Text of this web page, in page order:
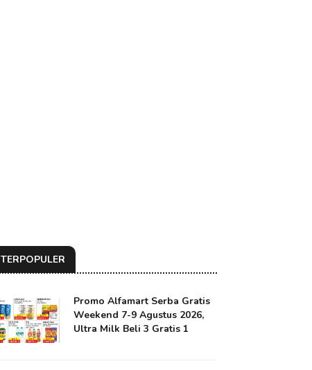
TERPOPULER
Promo Alfamart Serba Gratis
Weekend 7-9 Agustus 2026,
Ultra Milk Beli 3 Gratis 1